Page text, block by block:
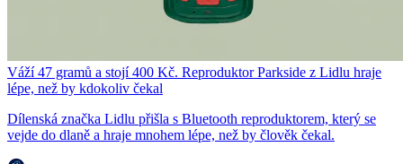
Váží 47 gramů a stojí 400 Kč. Reproduktor Parkside z Lidlu hraje
lépe, než by kdokoliv čekal
Dílenská značka Lidlu přišla s Bluetooth reproduktorem, který se
vejde do dlaně a hraje mnohem lépe, než by člověk čekal.